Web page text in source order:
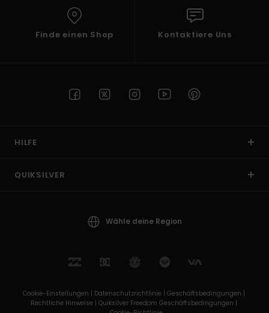
Finde einen Shop Kontaktiere Uns
HILFE
QUIKSILVER
Wähle deine Region
Cookie-Einstellungen | Datenschutzrichtlinie | Geschäftsbedingungen |
Rechtliche Hinweise | Quiksilver Freedom Geschäftsbedingungen |